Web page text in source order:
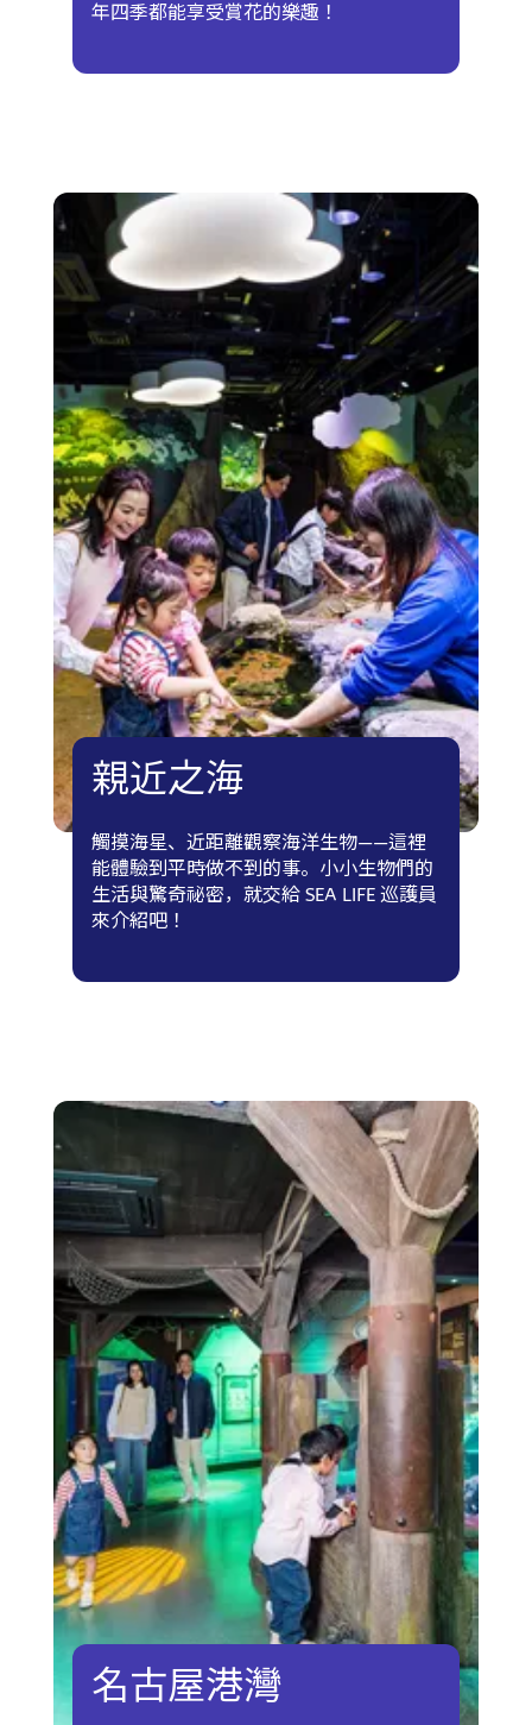
年四季都能享受賞花的樂趣！
親近之海
觸摸海星、近距離觀察海洋生物——這裡
能體驗到平時做不到的事。小小生物們的
生活與驚奇祕密，就交給 SEA LIFE 巡護員
來介紹吧！
名古屋港灣